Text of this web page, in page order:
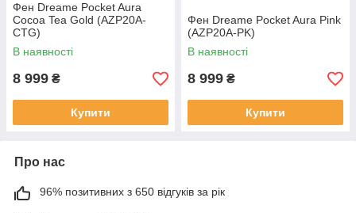
Фен Dreame Pocket Aura
Cocoa Tea Gold (AZP20A-
CTG)
В наявності
8 999 ₴
Купити
Фен Dreame Pocket Aura Pink
(AZP20A-PK)
В наявності
8 999 ₴
Купити
Про нас
96% позитивних з 650 відгуків за рік